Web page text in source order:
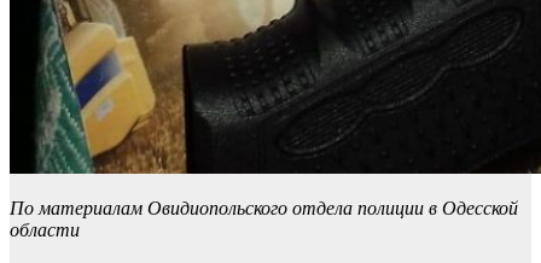
По материалам Овидиопольского отдела полиции в Одесской
области